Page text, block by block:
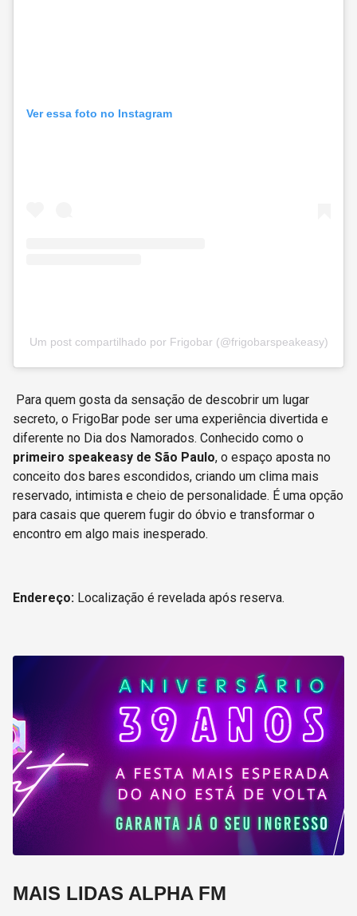
Ver essa foto no Instagram
Um post compartilhado por Frigobar (@frigobarspeakeasy)
Para quem gosta da sensação de descobrir um lugar
secreto, o FrigoBar pode ser uma experiência divertida e
diferente no Dia dos Namorados. Conhecido como o
primeiro speakeasy de São Paulo, o espaço aposta no
conceito dos bares escondidos, criando um clima mais
reservado, intimista e cheio de personalidade. É uma opção
para casais que querem fugir do óbvio e transformar o
encontro em algo mais inesperado.
Endereço: Localização é revelada após reserva.
MAIS LIDAS ALPHA FM